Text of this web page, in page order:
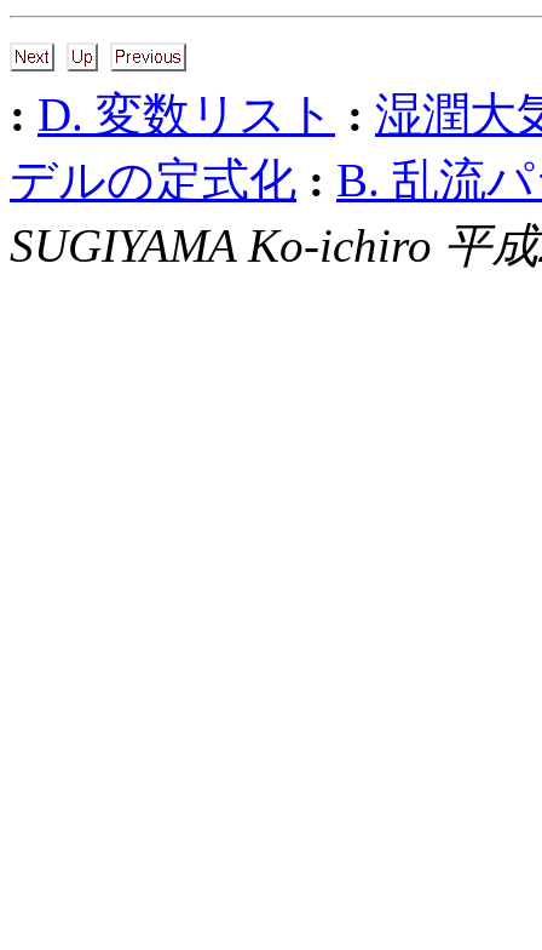
: D. 変数リスト : 湿潤大
デルの定式化 : B. 乱流
SUGIYAMA Ko-ichiro 平